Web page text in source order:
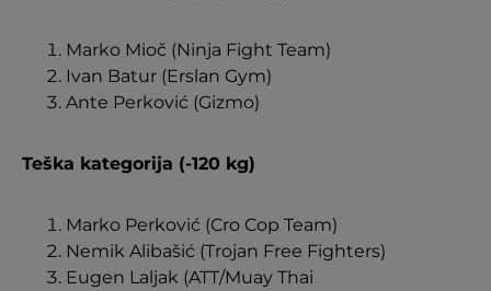
Marko Mioč (Ninja Fight Team)
Ivan Batur (Erslan Gym)
Ante Perković (Gizmo)
Teška kategorija (-120 kg)
Marko Perković (Cro Cop Team)
Nemik Alibašić (Trojan Free Fighters)
Eugen Laljak (ATT/Muay Thai